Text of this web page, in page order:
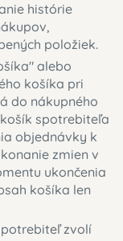
histórie
položiek.
alebo
košíka pri
do nákupného
spotrebiteľa
objednávky k
zmien v
ukončenia
košíka len
zvolí